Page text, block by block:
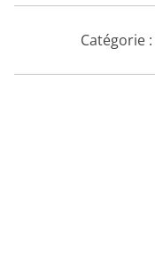
Catégorie :